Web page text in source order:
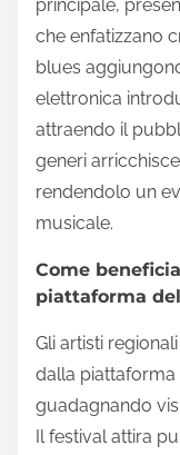
principale,
che enfatizzano
blues
elettronica
attraendo il
generi
rendendolo un
musicale.
Come
piattaforma
Gli artisti
dalla piattaforma
guadagnando
Il festival attira